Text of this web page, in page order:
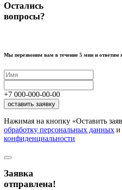
Остались
вопросы?
Мы перезвоним вам в течение 5 мин и ответим
+7 000-000-00-00
оставить заявку
Нажимая на кнопку «Оставить
обработку персональных данных и
конфиденциальности
Заявка
отправлена!